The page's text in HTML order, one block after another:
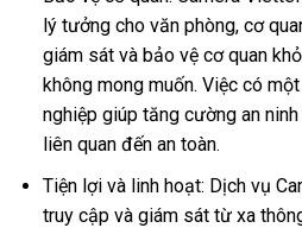
lý tưởng cho văn phòng, cơ
giám sát và bảo vệ cơ quan
không mong muốn. Việc có
nghiệp giúp tăng cường an
liên quan đến an toàn.
Tiện lợi và linh hoạt: Dịch vụ
truy cập và giám sát từ xa